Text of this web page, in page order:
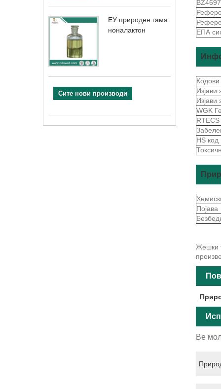
ЕУ природен гама
ноналактон
Сите нови производи
ЕПА
Изјави
Изјави
WGK
RTECS
HS код
Појава
Жешки
Ве